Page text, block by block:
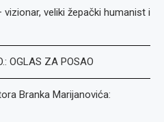
veliki žepački humanist i
OGLAS ZA POSAO
Branka Marijanovića: